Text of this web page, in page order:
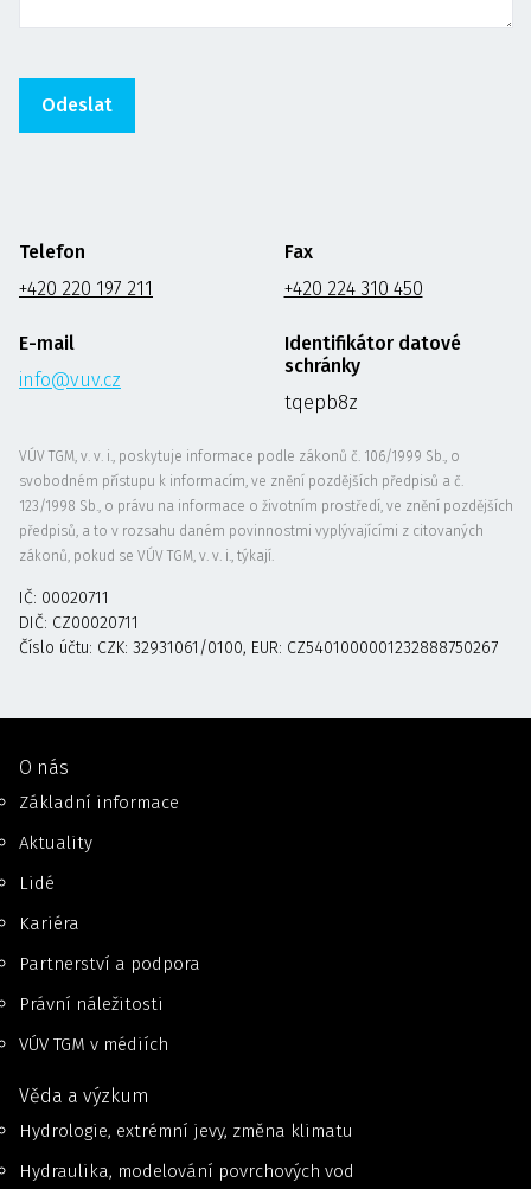
Telefon
+420 220 197 211
E-mail
info@vuv.cz
Fax
+420 224 310 450
Identifikátor datové
schránky
tqepb8z
VÚV TGM, v. v. i., poskytuje informace podle zákonů č. 106/1999 Sb., o
svobodném přístupu k informacím, ve znění pozdějších předpisů a č.
123/1998 Sb., o právu na informace o životním prostředí, ve znění pozdějších
předpisů, a to v rozsahu daném povinnostmi vyplývajícími z citovaných
zákonů, pokud se VÚV TGM, v. v. i., týkají.
IČ: 00020711
DIČ: CZ00020711
Číslo účtu: CZK: 32931061/0100, EUR: CZ5401000001232888750267
O nás
Základní informace
Aktuality
Lidé
Kariéra
Partnerství a podpora
Právní náležitosti
VÚV TGM v médiích
Věda a výzkum
Hydrologie, extrémní jevy, změna klimatu
Hydraulika, modelování povrchových vod